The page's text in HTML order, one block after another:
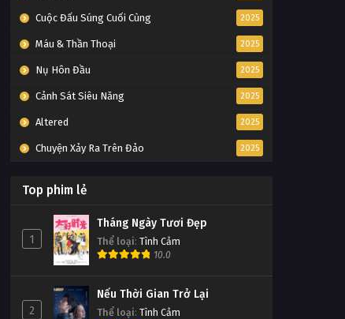
Cuộc Đấu Súng Cuối Cùng 2025
Máu & Thần Thoại 2025
Nụ Hôn Đầu 2025
Cảnh Sát Siêu Năng 2025
Altered 2025
Chuyện Xảy Ra Trên Đảo 2025
Top phim lẻ
1
Tháng Ngày Tươi Đẹp
Thể loại: Tình Cảm
10.0
2
Nếu Thời Gian Trở Lại
Thể loại: Tình Cảm